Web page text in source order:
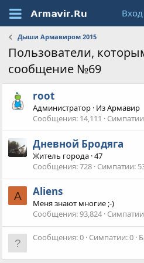
Вход
Дыши Армавиром 2015
Пользователи,
сообщение №69
root
Администратор · ИзАрмавир
Сообщения 14,111 Симпатии
Дневной Бродяга
Житель города ·47
Сообщения 728 Симпатии
A Aliens
Меня знают многие ;-)
Сообщения 93,824 Симпатии
Сообщения 0 Симпатии 0